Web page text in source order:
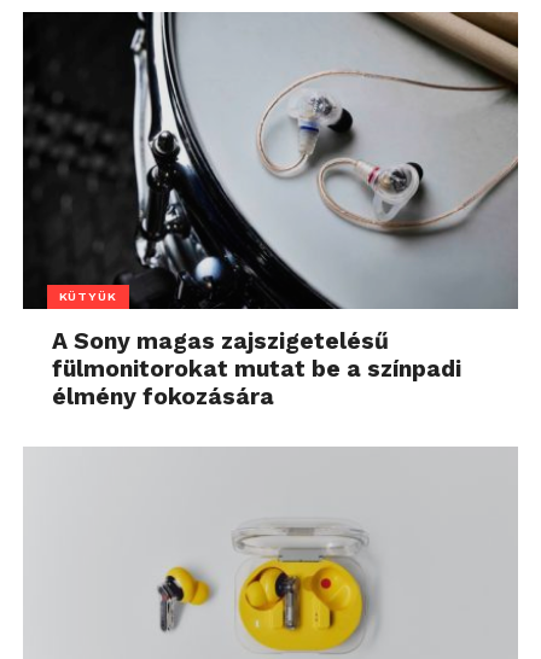
KÜTYÜK
A Sony magas zajszigetelésű
fülmonitorokat mutat be a színpadi
élmény fokozására